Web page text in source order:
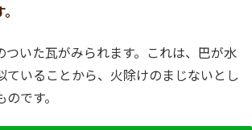
ついた瓦がみられます。これは、巴が水
ていることから、火除けのまじないとし
です。